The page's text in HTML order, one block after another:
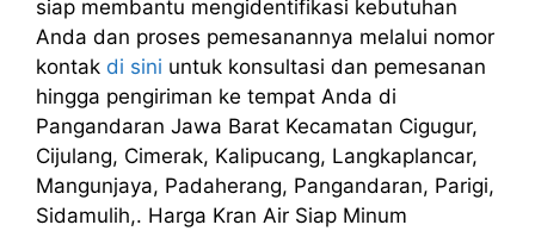
siap membantu mengidentifikasi kebutuhan
Anda dan proses pemesanannya melalui nomor
kontak di sini untuk konsultasi dan pemesanan
hingga pengiriman ke tempat Anda di
Pangandaran Jawa Barat Kecamatan Cigugur,
Cijulang, Cimerak, Kalipucang, Langkaplancar,
Mangunjaya, Padaherang, Pangandaran, Parigi,
Sidamulih,. Harga Kran Air Siap Minum